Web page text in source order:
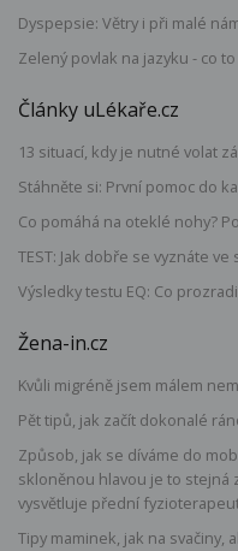
Dyspepsie: Větry i při malé
Zelený povlak na jazyku - co
Články uLékaře.cz
13 situací, kdy je nutné volat
Stáhněte si: První pomoc do
Co pomáhá na oteklé nohy?
TEST: Jak dobře se vyznáte ve
Výsledky testu EQ: Co
Žena-in.cz
Kvůli migréně jsem málem
Pět tipů, jak začít dokonalé
Způsob, jak se díváme do
skloněnou hlavou je to stejná
vysvětluje přední
Tipy maminek, jak na